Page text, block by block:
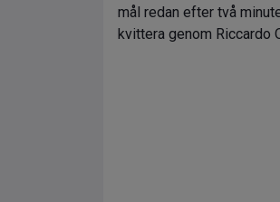
mål redan efter två
kvittera genom Riccardo